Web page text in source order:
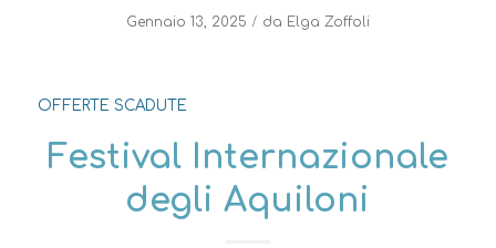
Gennaio 13, 2025 / da Elga Zoffoli
OFFERTE SCADUTE
Festival Internazionale
degli Aquiloni